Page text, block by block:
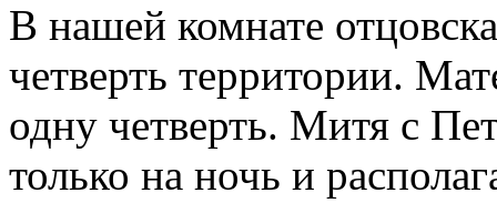
В нашей комнате
четверть территории.
одну четверть. Митя с
только на ночь и